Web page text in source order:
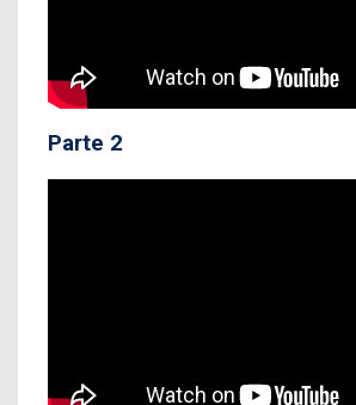
Parte 2